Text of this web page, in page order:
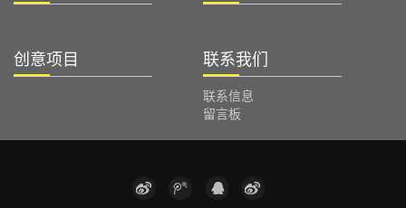
创意项目 联系我们
联系信息
留言板